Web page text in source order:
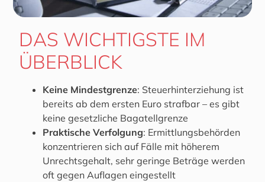
DAS WICHTIGSTE IM
ÜBERBLICK
Keine Mindestgrenze: Steuerhinterziehung ist
bereits ab dem ersten Euro strafbar – es gibt
keine gesetzliche Bagatellgrenze
Praktische Verfolgung: Ermittlungsbehörden
konzentrieren sich auf Fälle mit höherem
Unrechtsgehalt, sehr geringe Beträge werden
oft gegen Auflagen eingestellt